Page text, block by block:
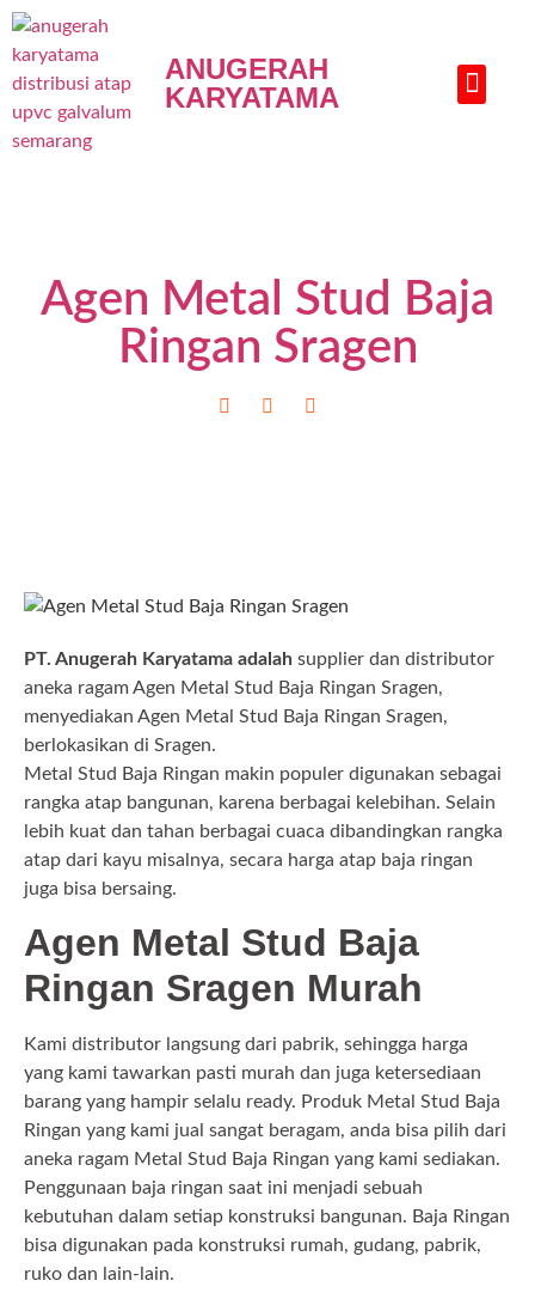
ANUGERAH
KARYATAMA
Agen Metal Stud Baja
Ringan Sragen
PT. Anugerah Karyatama adalah supplier dan distributor
aneka ragam Agen Metal Stud Baja Ringan Sragen,
menyediakan Agen Metal Stud Baja Ringan Sragen,
berlokasikan di Sragen.
Metal Stud Baja Ringan makin populer digunakan sebagai
rangka atap bangunan, karena berbagai kelebihan. Selain
lebih kuat dan tahan berbagai cuaca dibandingkan rangka
atap dari kayu misalnya, secara harga atap baja ringan
juga bisa bersaing.
Agen Metal Stud Baja
Ringan Sragen Murah
Kami distributor langsung dari pabrik, sehingga harga
yang kami tawarkan pasti murah dan juga ketersediaan
barang yang hampir selalu ready. Produk Metal Stud Baja
Ringan yang kami jual sangat beragam, anda bisa pilih dari
aneka ragam Metal Stud Baja Ringan yang kami sediakan.
Penggunaan baja ringan saat ini menjadi sebuah
kebutuhan dalam setiap konstruksi bangunan. Baja Ringan
bisa digunakan pada konstruksi rumah, gudang, pabrik,
ruko dan lain-lain.